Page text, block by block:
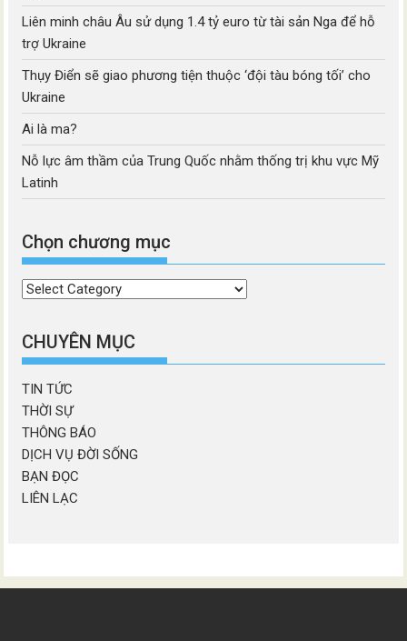
Liên minh châu Âu sử dụng 1.4 tỷ euro từ tài sản Nga để hỗ
trợ Ukraine
Thụy Điển sẽ giao phương tiện thuộc ‘đội tàu bóng tối’ cho
Ukraine
Ai là ma?
Nỗ lực âm thầm của Trung Quốc nhằm thống trị khu vực Mỹ
Latinh
Chọn chương mục
Chọn
mục
CHUYÊN MỤC
TIN TỨC
THỜI SỰ
THÔNG BÁO
DỊCH VỤ ĐỜI SỐNG
BẠN ĐỌC
LIÊN LẠC